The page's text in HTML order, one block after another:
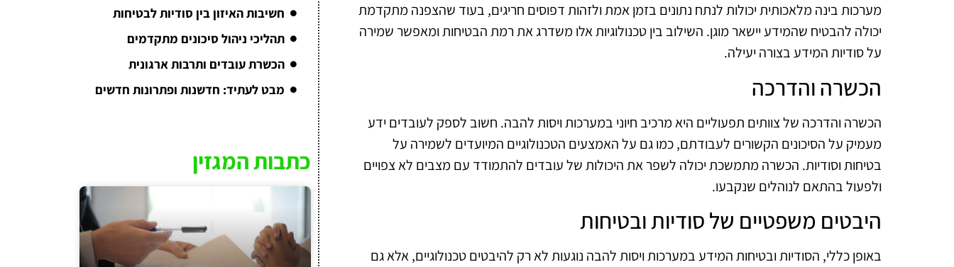
מערכות בינה מלאכותית יכולות לנתח נתונים בזמן אמת ולזהות דפוסים חריגים, בעוד שהצפנה מתקדמת
יכולה להבטיח שהמידע יישאר מוגן. השילוב בין טכנולוגיות אלו משדרג את רמת הבטיחות ומאפשר שמירה
על סודיות המידע בצורה יעילה.
הכשרה והדרכה
הכשרה והדרכה של צוותים תפעוליים היא מרכיב חיוני במערכות ויסות להבה. חשוב לספק לעובדים ידע
מעמיק על הסיכונים הקשורים לעבודתם, כמו גם על האמצעים הטכנולוגיים המיועדים לשמירה על
בטיחות וסודיות. הכשרה מתמשכת יכולה לשפר את היכולות של עובדים להתמודד עם מצבים לא צפויים
ולפעול בהתאם לנוהלים שנקבעו.
היבטים משפטיים של סודיות ובטיחות
באופן כללי, הסודיות ובטיחות המידע במערכות ויסות להבה נוגעות לא רק להיבטים טכנולוגיים, אלא גם
חשיבות האיזון בין סודיות לבטיחות
תהליכי ניהול סיכונים מתקדמים
הכשרת עובדים ותרבות ארגונית
מבט לעתיד: חדשנות ופתרונות חדשים
כתבות המגזין